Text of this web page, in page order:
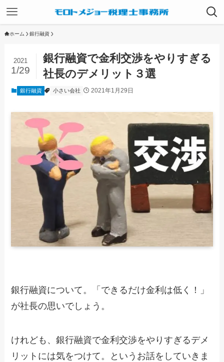
ホーム 銀行融資
銀行融資で金利交渉をやりすぎる
社長のデメリット３選
2021
1/29
銀行融資 小さい会社 2021年1月29日
銀行融資について。「できるだけ金利は低く！」
が社長の思いでしょう。
けれども、銀行融資で金利交渉をやりすぎるデメ
リットには気をつけて。というお話をしていきま